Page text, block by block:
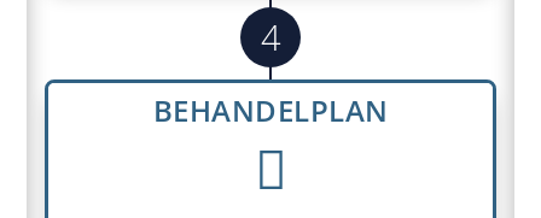
4
BEHANDELPLAN
